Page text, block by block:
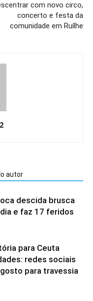
com novo circo,
concerto e festa da
comunidade em Ruílhe
autor
descida brusca
e faz 17 feridos
para Ceuta
redes sociais
para travessia